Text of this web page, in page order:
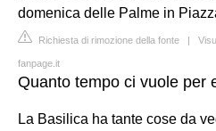
domenica delle Palme in
Richiesta di rimozione della fonte |
fanpage.it
Quanto tempo ci vuole per
La Basilica ha tante cose da